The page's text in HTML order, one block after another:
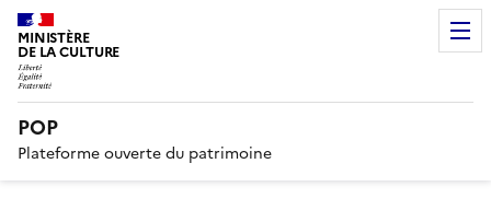
MINISTÈRE
DE LA CULTURE
POP
Plateforme ouverte du patrimoine